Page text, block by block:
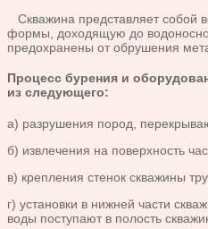
Скважина представляет собой
формы, доходящую до
предохранены от обрушения
Процесс бурения и
из следующего:
а) разрушения пород,
б) извлечения на поверхность
в) крепления стенок скважины
г) установки в нижней части
воды поступают в полость